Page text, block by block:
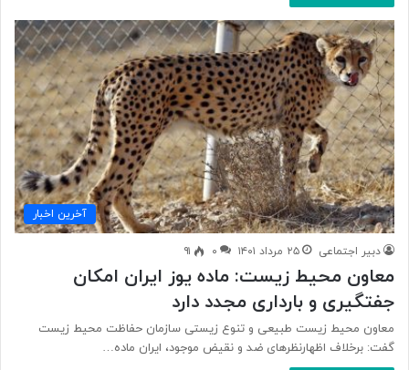
آخرین اخبار
دبیر اجتماعی ۲۵ مرداد ۱۴۰۱ ۰ ۹۱
معاون محیط زیست: ماده یوز ایران امکان
جفتگیری و بارداری مجدد دارد
معاون محیط زیست طبیعی و تنوع زیستی سازمان حفاظت محیط زیست
گفت: برخلاف اظهارنظرهای ضد و نقیض موجود، ایران ماده…